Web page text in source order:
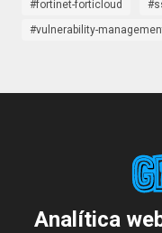
fortinet-forticloud
vulnerability-
Analítica